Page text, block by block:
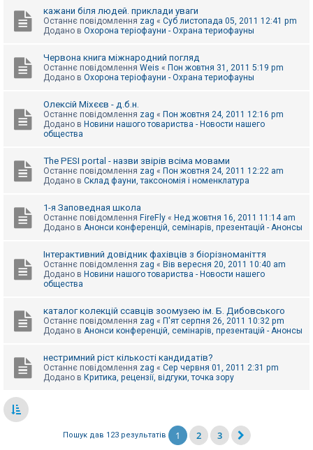
кажани біля людей. приклади уваги
Останнє повідомлення zag « Суб листопада 05, 2011 12:41 pm
Додано в Охорона теріофауни - Охрана териофауны
Червона книга міжнародний погляд
Останнє повідомлення Weis « Пон жовтня 31, 2011 5:19 pm
Додано в Охорона теріофауни - Охрана териофауны
Олексій Міхєєв - д.б.н.
Останнє повідомлення zag « Пон жовтня 24, 2011 12:16 pm
Додано в Новини нашого товариства - Новости нашего
общества
The PESI portal - назви звірів всіма мовами
Останнє повідомлення zag « Пон жовтня 24, 2011 12:22 am
Додано в Склад фауни, таксономія і номенклатура
1-я Заповедная школа
Останнє повідомлення FireFly « Нед жовтня 16, 2011 11:14 am
Додано в Анонси конференцій, семінарів, презентацій - Анонсы
Інтерактивний довідник фахівців з біорізноманіття
Останнє повідомлення zag « Вів вересня 20, 2011 10:40 am
Додано в Новини нашого товариства - Новости нашего
общества
каталог колекцій ссавців зоомузею ім. Б. Дибовського
Останнє повідомлення zag « П'ят серпня 26, 2011 10:32 pm
Додано в Анонси конференцій, семінарів, презентацій - Анонсы
нестримний ріст кількості кандидатів?
Останнє повідомлення zag « Сер червня 01, 2011 2:31 pm
Додано в Критика, рецензії, відгуки, точка зору
Пошук дав 123 результатів 1 2 3